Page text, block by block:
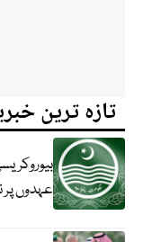
تازہ ترین
عہدوں پر